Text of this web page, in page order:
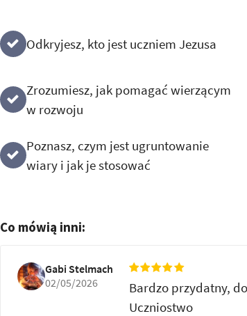
Odkryjesz, kto jest uczniem Jezusa
Zrozumiesz, jak pomagać wierzącym
w rozwoju
Poznasz, czym jest ugruntowanie
wiary i jak je stosować
Co mówią inni:
Gabi Stelmach
02/05/2026
Bardzo przydatny,
Uczniostwo